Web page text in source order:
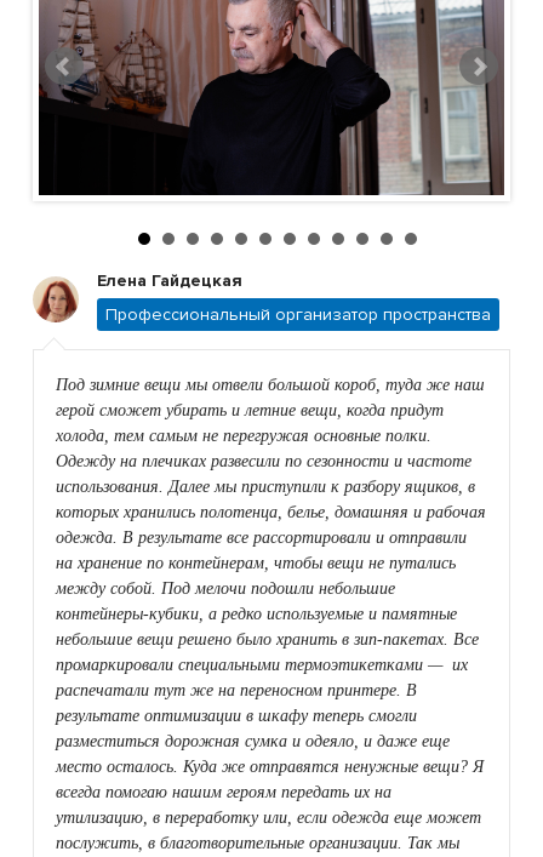
Елена Гайдецкая
Профессиональный организатор пространства
Под зимние вещи мы отвели большой короб, туда же наш
герой сможет убирать и летние вещи, когда придут
холода, тем самым не перегружая основные полки.
Одежду на плечиках развесили по сезонности и частоте
использования. Далее мы приступили к разбору ящиков, в
которых хранились полотенца, белье, домашняя и рабочая
одежда. В результате все рассортировали и отправили
на хранение по контейнерам, чтобы вещи не путались
между собой. Под мелочи подошли небольшие
контейнеры-кубики, а редко используемые и памятные
небольшие вещи решено было хранить в зип-пакетах. Все
промаркировали специальными термоэтикетками — их
распечатали тут же на переносном принтере. В
результате оптимизации в шкафу теперь смогли
разместиться дорожная сумка и одеяло, и даже еще
место осталось. Куда же отправятся ненужные вещи? Я
всегда помогаю нашим героям передать их на
утилизацию, в переработку или, если одежда еще может
послужить, в благотворительные организации. Так мы